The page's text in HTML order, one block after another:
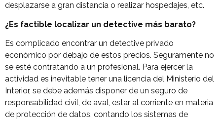
desplazarse a gran distancia o realizar hospedajes, etc.
¿Es factible localizar un detective más barato?
Es complicado encontrar un detective privado
económico por debajo de estos precios. Seguramente no
se esté contratando a un profesional. Para ejercer la
actividad es inevitable tener una licencia del Ministerio del
Interior, se debe además disponer de un seguro de
responsabilidad civil, de aval, estar al corriente en materia
de protección de datos, contando los sistemas de